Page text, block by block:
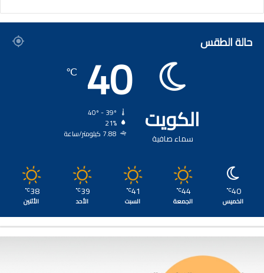
حالة الطقس
الكويت
سماء صافية
40
℃
21%
7.88 كيلومتر/ساعة
40
℃
الخميس
44
℃
الجمعة
41
℃
السبت
39
℃
الأحد
38
℃
الأثنين